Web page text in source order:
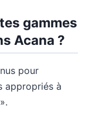
gammes
Acana ?
pour
appropriés à